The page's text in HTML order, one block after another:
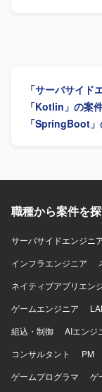
ッチアップや技
した開発経験を積むこ
エンドはJava
TypeScript（
PostgreSQLを
「サーバサイド
「Kotlin」の案
「SpringBoot
職種から案件を
サーバサイドエンジニ
インフラエンジニア
ネイティブアプリエン
ゲームエンジニア
組込・制御
AIエンジ
コンサルタント
PM
ゲームプログラマ
ゲ